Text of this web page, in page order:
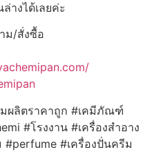
างได้เลยค่ะ
ม/สั่งซื้อ
ผลิตราคาถูก #เคมีภัณฑ์
#โรงงาน #เครื่องสำอาง
#เครื่องปั่นครีม